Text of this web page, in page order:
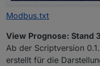
Modbus.txt
View Prognose: Stand
Ab der Scriptversion
erstellt für die